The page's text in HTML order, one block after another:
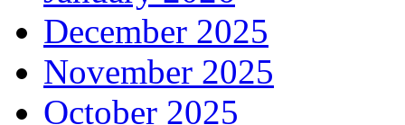
December 2025
November 2025
October 2025